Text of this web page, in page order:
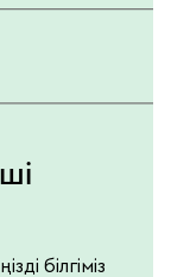
білгіміз